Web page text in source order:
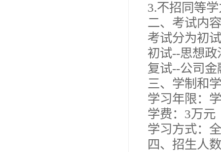
3.不招同等
二、考试内容
考试分为初
初试--思想
复试--公司
三、学制和
学习年限：
学费：3万元
学习方式：
四、招生人数